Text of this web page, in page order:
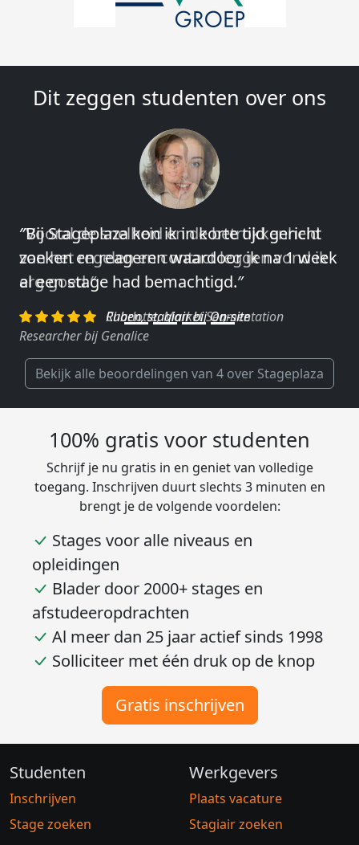
Dit zeggen studenten over ons
″Vooral de snelheid en de betrokkenheid
van het regelen en contact leggen vond ik
erg goed.″
Charlotte, Market Segmentation
Researcher bij Genalice
Bekijk alle beoordelingen van 4 over Stageplaza
100% gratis voor studenten
Schrijf je nu gratis in en geniet van volledige
toegang. Inschrijven duurt slechts 3 minuten en
brengt je de volgende voordelen:
Stages voor alle niveaus en
opleidingen
Blader door 2000+ stages en
afstudeeropdrachten
Al meer dan 25 jaar actief sinds 1998
Solliciteer met één druk op de knop
Gratis inschrijven
Studenten
Inschrijven
Stage zoeken
Werkgevers
Plaats vacature
Stagiair zoeken